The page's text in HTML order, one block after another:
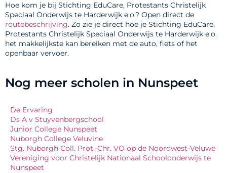
Hoe kom je bij Stichting EduCare, Protestants Christelijk
Speciaal Onderwijs te Harderwijk e.o.? Open direct de
routebeschrijving. Zo zie je direct hoe je Stichting EduCare,
Protestants Christelijk Speciaal Onderwijs te Harderwijk e.o.
het makkelijkste kan bereiken met de auto, fiets of het
openbaar vervoer.
Nog meer scholen in Nunspeet
De Ervaring
Ds A v Stuyvenbergschool
Junior College Nunspeet
Nuborgh College Veluvine
Stg. Nuborgh Coll. Prot.-Chr. VO op de Noordwest-Veluwe
Vereniging voor Christelijk Nationaal Schoolonderwijs te
Nunspeet